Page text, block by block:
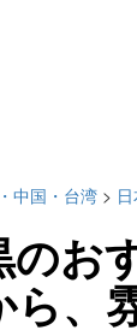
中国・台湾 >
のお
ら、